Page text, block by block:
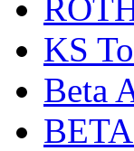
KS
Beta